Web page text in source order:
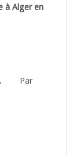
à Alger en
Par